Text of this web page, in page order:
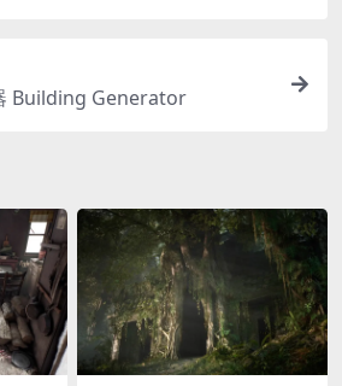
Building Generator